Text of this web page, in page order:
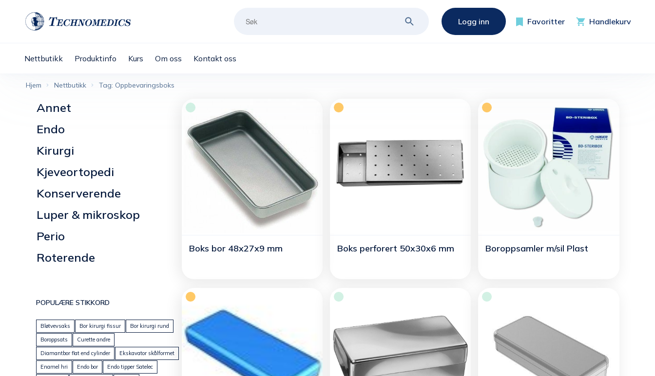
Logg inn Favoritter Handlekurv
Nettbutikk Produktinfo Kurs Om oss Kontakt oss
Hjem Nettbutikk Tag: Oppbevaringsboks
Boks bor 48x27x9 mm Boks perforert 50x30x6 mm Boroppsamler m/sil Plast
Annet
Endo
Kirurgi
Kjeveortopedi
Konserverende
Luper & mikroskop
Perio
Roterende
POPULÆRE STIKKORD
Bløtvevsaks Bor kirurgi fissur
Bor kirurgi rund
Boroppsats
Curette andre
Diamantbor flat end cylinder
Ekskavator skålformet
Enamel hri
Endo bor
Endo tipper Satelec